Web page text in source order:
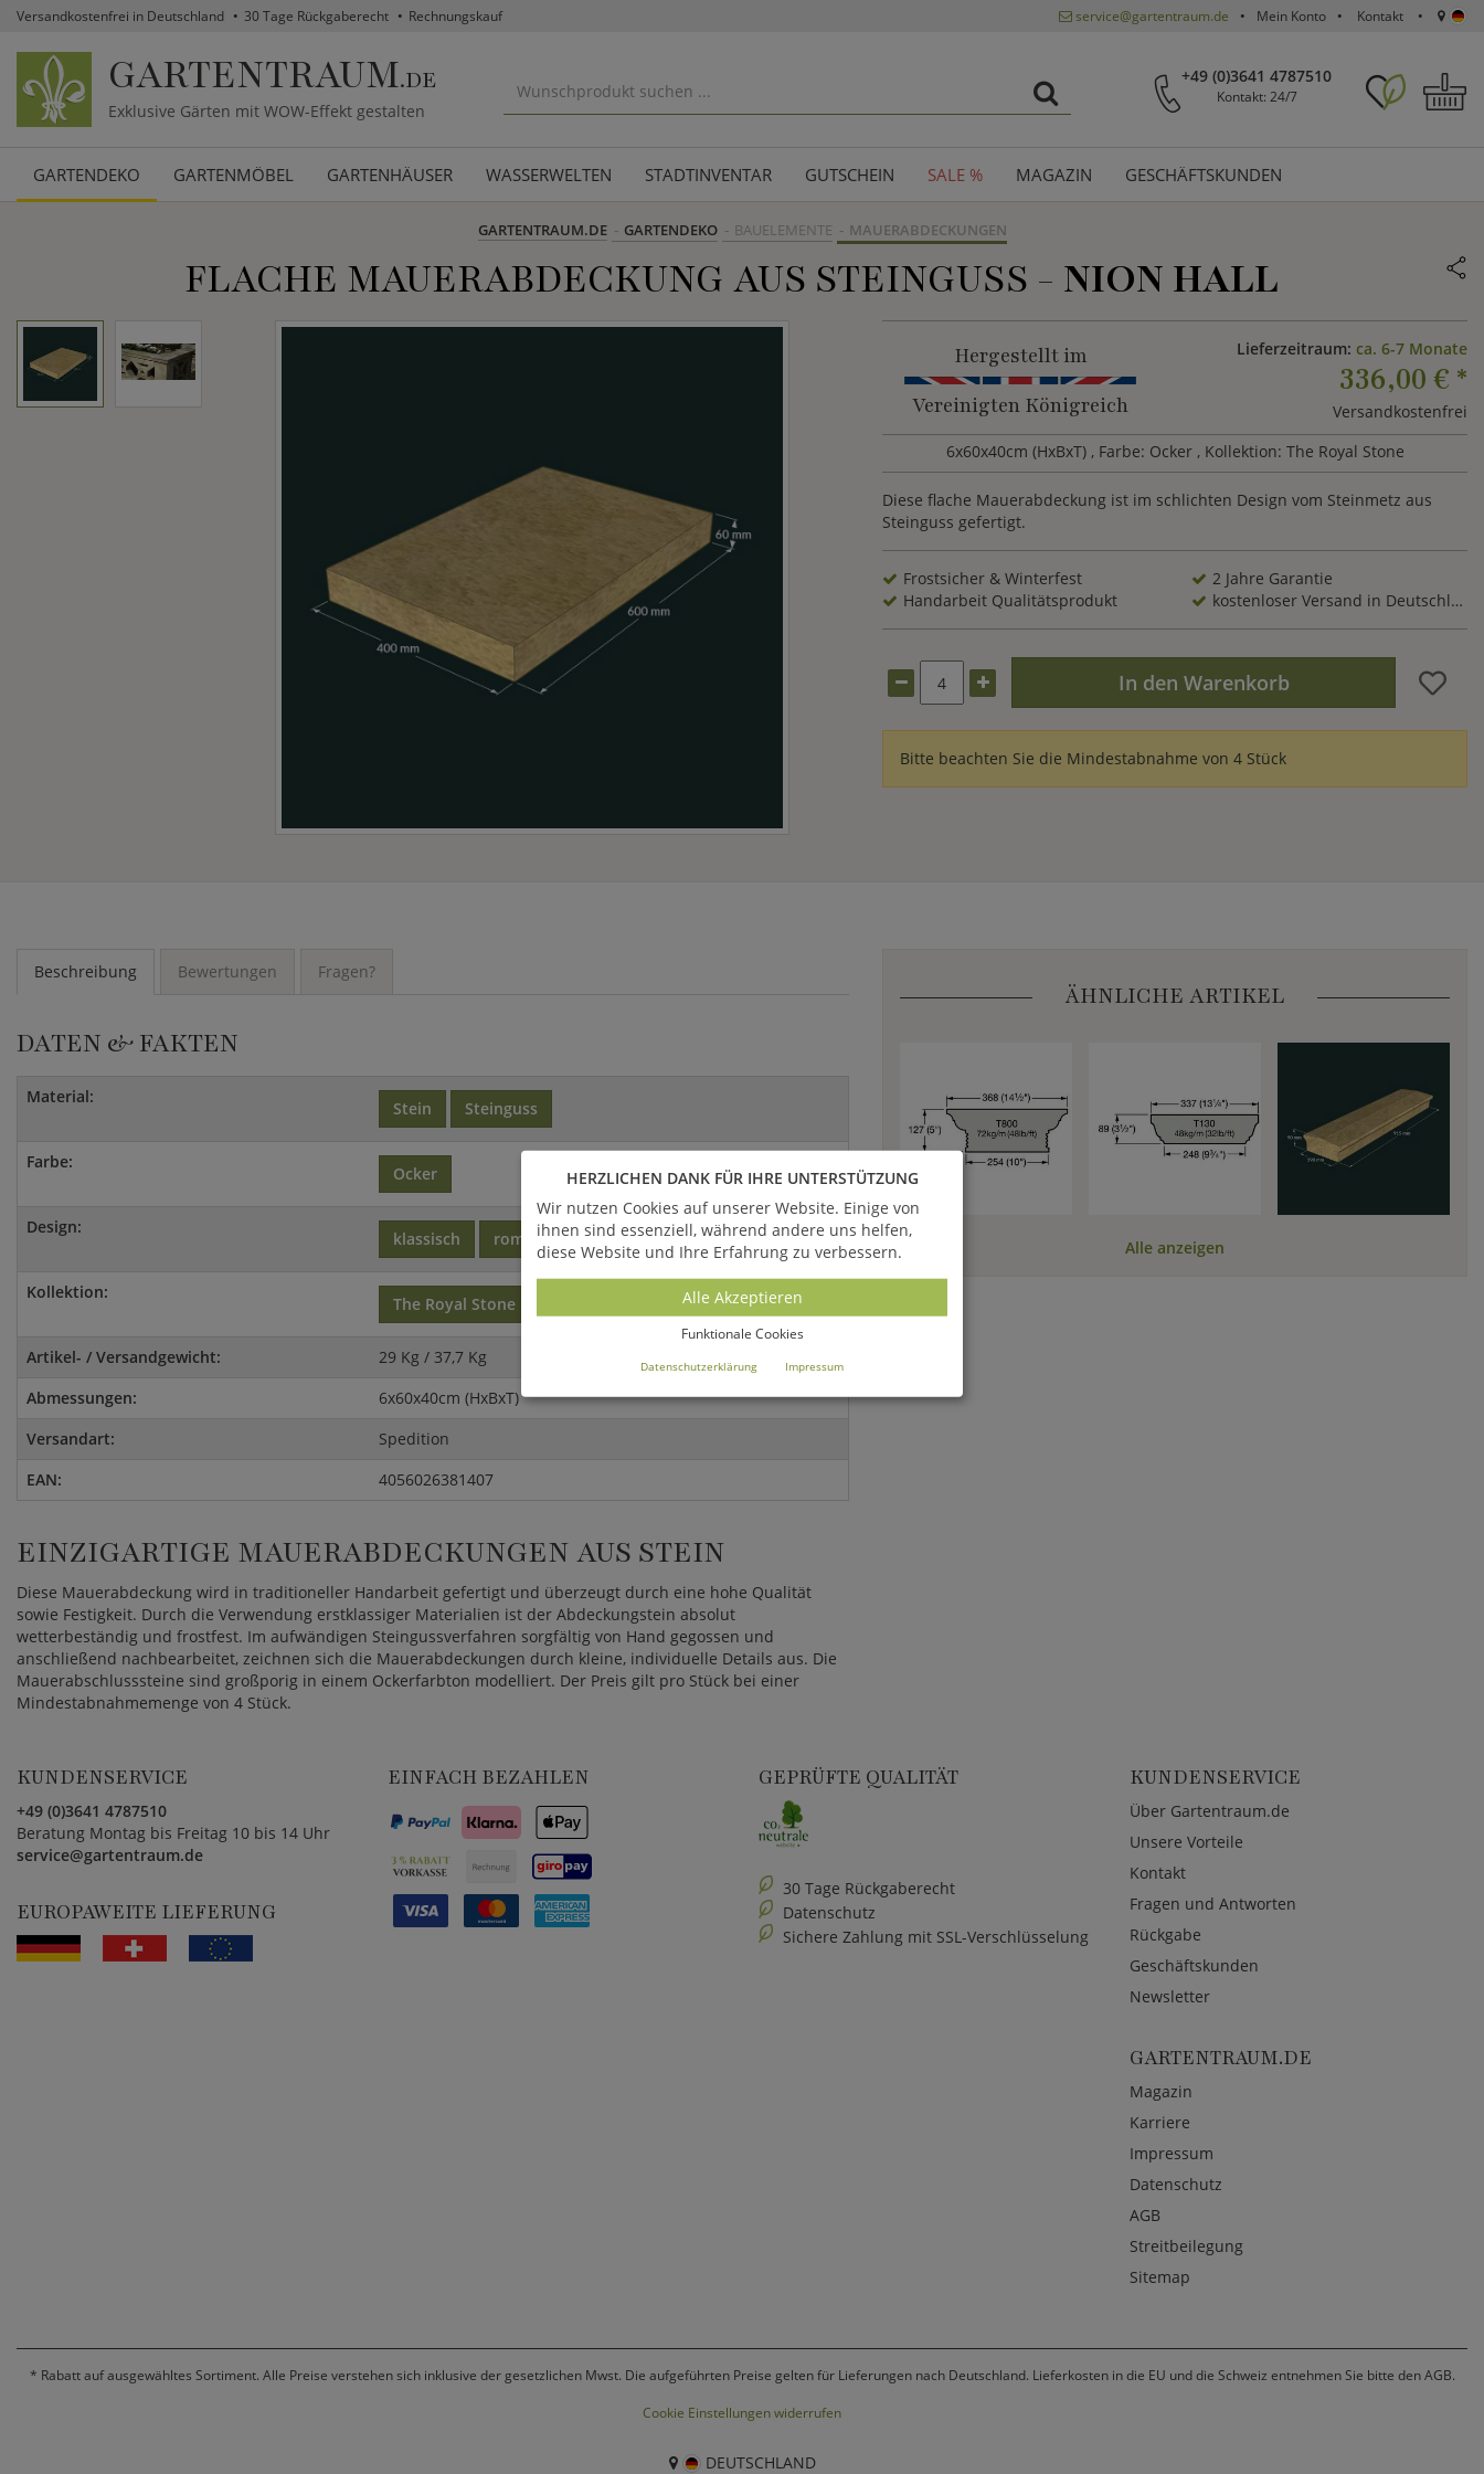
Versandkostenfrei in Deutschland 30 Tage Rückgaberecht Rechnungskauf service@gartentraum.de Mein Konto Kontakt
GARTENTRAUM.DE
Exklusive Gärten mit WOW-Effekt gestalten
+49 (0)3641 4787510
Kontakt: 24/7
GARTENDEKO GARTENMÖBEL GARTENHÄUSER WASSERWELTEN STADTINVENTAR GUTSCHEIN SALE % MAGAZIN GESCHÄFTSKUNDEN
GARTENTRAUM.DE GARTENDEKO BAUELEMENTE MAUERABDECKUNGEN
FLACHE MAUERABDECKUNG AUS STEINGUSS - NION HALL
Hergestellt im
Vereinigten Königreich
Lieferzeitraum: ca. 6-7 Monate
336,00 € *
Versandkostenfrei
6x60x40cm (HxBxT) , Farbe: Ocker , Kollektion: The Royal Stone
Diese flache Mauerabdeckung ist im schlichten Design vom Steinmetz aus
Steinguss gefertigt.
Frostsicher & Winterfest
2 Jahre Garantie
Handarbeit Qualitätsprodukt
kostenloser Versand in Deutschland
In den Warenkorb
Bitte beachten Sie die Mindestabnahme von 4 Stück
Beschreibung Bewertungen Fragen?
DATEN & FAKTEN
Material:
Stein Steinguss
Farbe:
Ocker
Design:
klassisch romantisch
Kollektion:
The Royal Stone
Artikel- / Versandgewicht:
29 Kg / 37,7 Kg
Abmessungen:
6x60x40cm (HxBxT)
Versandart:
Spedition
EAN:
4056026381407
EINZIGARTIGE MAUERABDECKUNGEN AUS STEIN
Diese Mauerabdeckung wird in traditioneller Handarbeit gefertigt und überzeugt durch eine hohe Qualität
sowie Festigkeit. Durch die Verwendung erstklassiger Materialien ist der Abdeckungstein absolut
wetterbeständig und frostfest. Im aufwändigen Steingussverfahren sorgfältig von Hand gegossen und
anschließend nachbearbeitet, zeichnen sich die Mauerabdeckungen durch kleine, individuelle Details aus. Die
Mauerabschlusssteine sind großporig in einem Ockerfarbton modelliert. Der Preis gilt pro Stück bei einer
Mindestabnahmemenge von 4 Stück.
ÄHNLICHE ARTIKEL
Alle anzeigen
KUNDENSERVICE
+49 (0)3641 4787510
Beratung Montag bis Freitag 10 bis 14 Uhr
service@gartentraum.de
EUROPAWEITE LIEFERUNG
EINFACH BEZAHLEN GEPRÜFTE QUALITÄT
30 Tage Rückgaberecht
Datenschutz
Sichere Zahlung mit SSL-Verschlüsselung
KUNDENSERVICE
Über Gartentraum.de
Unsere Vorteile
Kontakt
Fragen und Antworten
Rückgabe
Geschäftskunden
Newsletter
GARTENTRAUM.DE
Magazin
Karriere
Impressum
Datenschutz
AGB
Streitbeilegung
Sitemap
* Rabatt auf ausgewähltes Sortiment. Alle Preise verstehen sich inklusive der gesetzlichen Mwst. Die aufgeführten Preise gelten für Lieferungen nach Deutschland. Lieferkosten in die EU und die Schweiz entnehmen Sie bitte den AGB.
Cookie Einstellungen widerrufen
DEUTSCHLAND
HERZLICHEN DANK FÜR IHRE UNTERSTÜTZUNG
Wir nutzen Cookies auf unserer Website. Einige von
ihnen sind essenziell, während andere uns helfen,
diese Website und Ihre Erfahrung zu verbessern.
Alle Akzeptieren
Funktionale Cookies
Datenschutzerklärung Impressum